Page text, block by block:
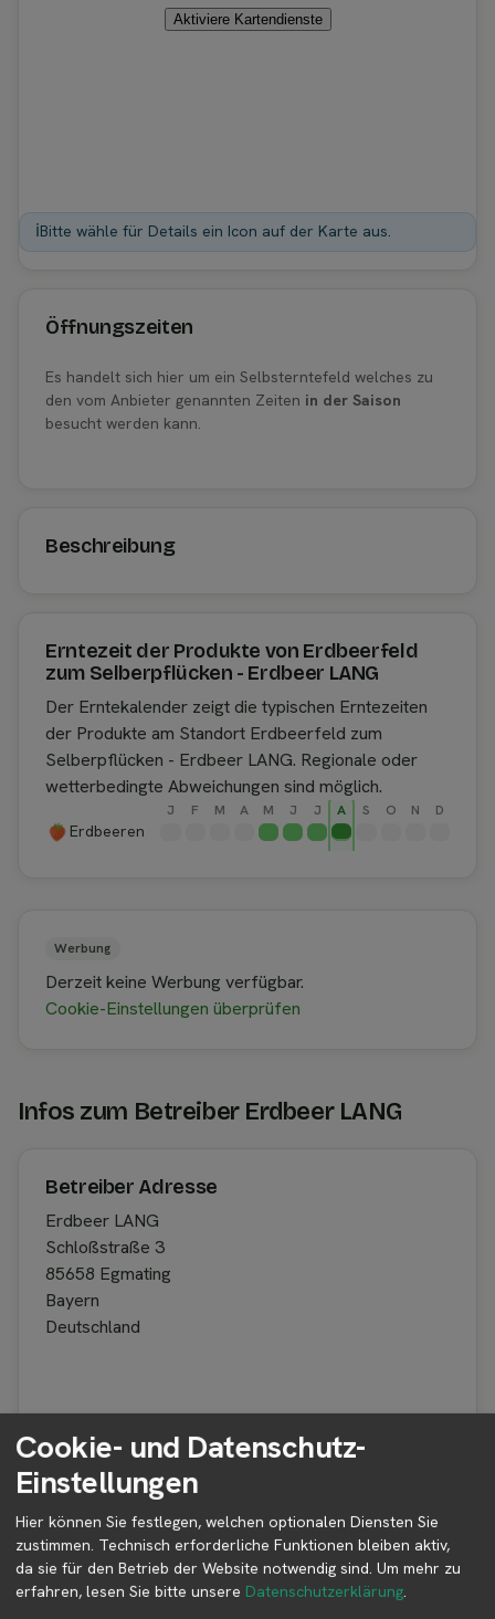
Aktiviere Kartendienste
ℹ️Bitte wähle für Details ein Icon auf der Karte aus.
Öffnungszeiten
Es handelt sich hier um ein Selbsterntefeld welches zu
den vom Anbieter genannten Zeiten in der Saison
besucht werden kann.
Beschreibung
Erntezeit der Produkte von Erdbeerfeld
zum Selberpflücken - Erdbeer LANG
Der Erntekalender zeigt die typischen Erntezeiten
der Produkte am Standort Erdbeerfeld zum
Selberpflücken - Erdbeer LANG. Regionale oder
wetterbedingte Abweichungen sind möglich.
J F M A M J J A S O N D
Erdbeeren
Werbung
Derzeit keine Werbung verfügbar.
Cookie-Einstellungen überprüfen
Infos zum Betreiber Erdbeer LANG
Betreiber Adresse
Erdbeer LANG
Schloßstraße 3
85658 Egmating
Bayern
Deutschland
Auf der Profilseite des Betreibers findest du weitere
Informationen zum Betreiber und
👤︎ Profilseite
Cookie- und Datenschutz-
Einstellungen
Hier können Sie festlegen, welchen optionalen Diensten Sie
zustimmen. Technisch erforderliche Funktionen bleiben aktiv,
da sie für den Betrieb der Website notwendig sind. Um mehr zu
erfahren, lesen Sie bitte unsere Datenschutzerklärung.